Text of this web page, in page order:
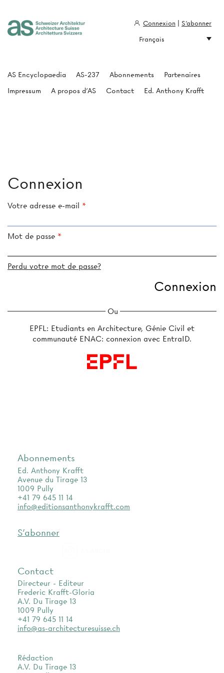
Connexion
Votre adresse e-mail
Mot de passe
Perdu votre mot de passe?
Ou
EPFL: Etudiants en Architecture, Génie Civil et
communauté ENAC: connexion avec EntraID.
AS Encyclopaedia AS-237 Abonnements
Partenaires
Impressum
A propos d'AS Contact Ed. Anthony Krafft
Connexion
S'abonner
Français
Abonnements
Ed. Anthony Krafft
Avenue du Tirage 13
1009 Pully
+41 79 645 11 14
info@editionsanthonykrafft.com
S'abonner
Contact
Directeur - Editeur
Frederic Krafft-Gloria
A.V. Du Tirage 13
1009 Pully
+41 79 645 11 14
info@as-architecturesuisse.ch
Rédaction
A.V. Du Tirage 13